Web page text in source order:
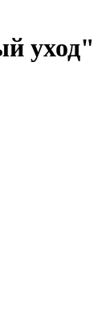
уход"